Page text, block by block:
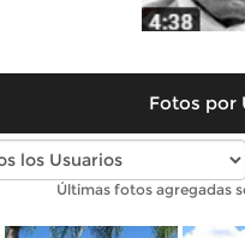
Fotos por
Fotos modernas
Últimas fotos agregadas